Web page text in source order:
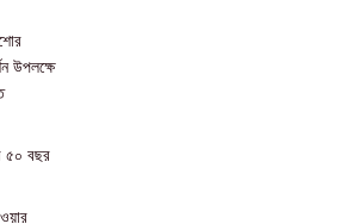
উপলক্ষে
৫০ বছর